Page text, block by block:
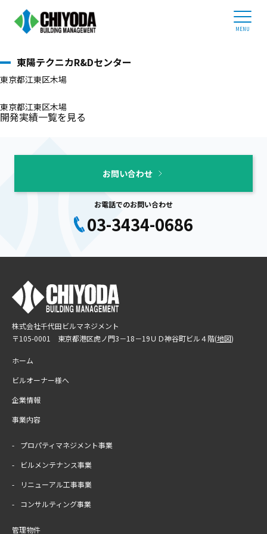
ホーム
企業情報
事業内容
管理物件紹介
採用情報
03-3434-0686
平日 9:00 - 17:30
お問い合わせ
ホーム>開発実績> 東陽テクニカR&Dセンター
東陽テクニカR&Dセンター
東京都江東区木場
東京都江東区木場
開発実績一覧を見る
お問い合わせ
お電話でのお問い合わせ
03-3434-0686
株式会社千代田ビルマネジメント
〒105-0001 東京都港区虎ノ門3－18－19ＵＤ神谷町ビル４階(地図)
ホーム
ビルオーナー様へ
企業情報
事業内容
プロパティマネジメント事業
ビルメンテナンス事業
リニューアル工事事業
コンサルティング事業
管理物件